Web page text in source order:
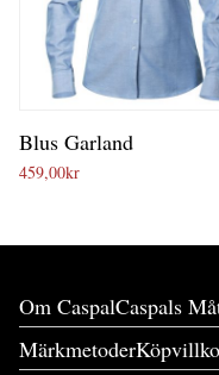
Blus Garland
459,00kr
Om CaspalCaspals
Märkmetoder